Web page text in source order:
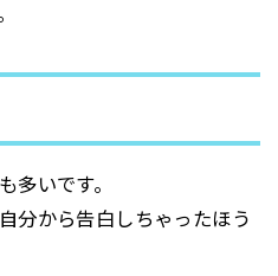
多いです。
分から告白しちゃったほう